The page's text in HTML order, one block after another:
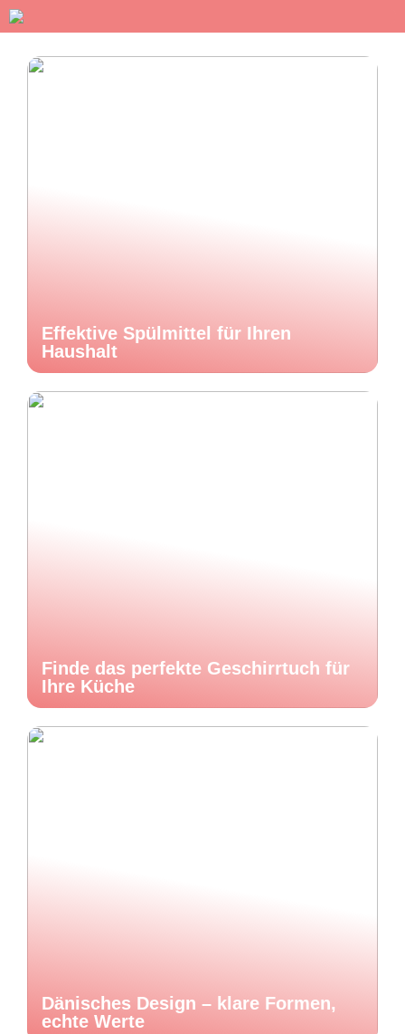
Effektive Spülmittel für Ihren
Haushalt
Finde das perfekte Geschirrtuch für
Ihre Küche
Dänisches Design – klare Formen,
echte Werte